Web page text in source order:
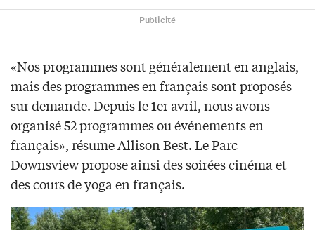
Publicité
«Nos programmes sont généralement en anglais,
mais des programmes en français sont proposés
sur demande. Depuis le 1er avril, nous avons
organisé 52 programmes ou événements en
français», résume Allison Best. Le Parc
Downsview propose ainsi des soirées cinéma et
des cours de yoga en français.